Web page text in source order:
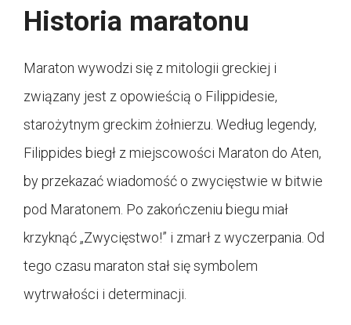
Historia maratonu
Maraton wywodzi się z mitologii greckiej i
związany jest z opowieścią o Filippidesie,
starożytnym greckim żołnierzu. Według legendy,
Filippides biegł z miejscowości Maraton do Aten,
by przekazać wiadomość o zwycięstwie w bitwie
pod Maratonem. Po zakończeniu biegu miał
krzyknąć „Zwycięstwo!” i zmarł z wyczerpania. Od
tego czasu maraton stał się symbolem
wytrwałości i determinacji.